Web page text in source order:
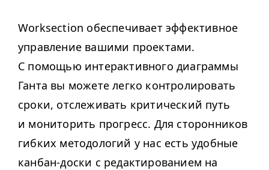
Work­sec­tion обеспечивает эффективное
управление вашими проектами.
С помощью интерактивного диаграммы
Ганта вы можете легко контролировать
сроки, отслеживать критический путь
и мониторить прогресс. Для сторонников
гибких методологий у нас есть удобные
канбан-доски с редактированием на